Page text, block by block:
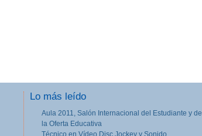
Lo más leído
Aula 2011, Salón Internacional del Estudiante y de
la Oferta Educativa
Técnico en Vídeo Disc Jockey y Sonido